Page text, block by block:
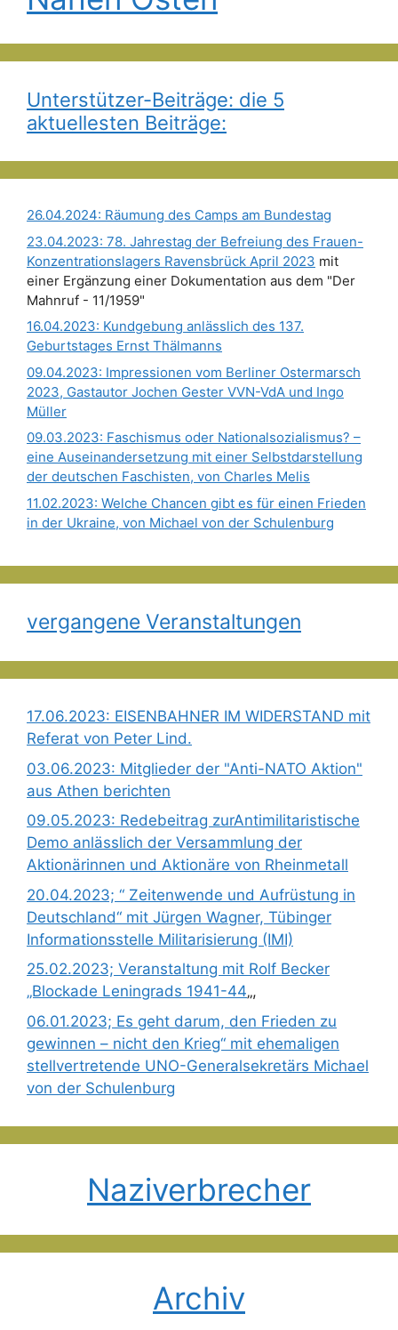
Unterstützer-Beiträge: die 5
aktuellesten Beiträge:
26.04.2024: Räumung des Camps am Bundestag
23.04.2023: 78. Jahrestag der Befreiung des Frauen-
Konzentrationslagers Ravensbrück April 2023 mit
einer Ergänzung einer Dokumentation aus dem "Der
Mahnruf - 11/1959"
16.04.2023: Kundgebung anlässlich des 137.
Geburtstages Ernst Thälmanns
09.04.2023: Impressionen vom Berliner Ostermarsch
2023, Gastautor Jochen Gester VVN-VdA und Ingo
Müller
09.03.2023: Faschismus oder Nationalsozialismus? –
eine Auseinandersetzung mit einer Selbstdarstellung
der deutschen Faschisten, von Charles Melis
11.02.2023: Welche Chancen gibt es für einen Frieden
in der Ukraine, von Michael von der Schulenburg
vergangene Veranstaltungen
17.06.2023: EISENBAHNER IM WIDERSTAND mit
Referat von Peter Lind.
03.06.2023: Mitglieder der "Anti-NATO Aktion"
aus Athen berichten
09.05.2023: Redebeitrag zurAntimilitaristische
Demo anlässlich der Versammlung der
Aktionärinnen und Aktionäre von Rheinmetall
20.04.2023; “ Zeitenwende und Aufrüstung in
Deutschland“ mit Jürgen Wagner, Tübinger
Informationsstelle Militarisierung (IMI)
25.02.2023; Veranstaltung mit Rolf Becker
„Blockade Leningrads 1941-44„,
06.01.2023; Es geht darum, den Frieden zu
gewinnen – nicht den Krieg“ mit ehemaligen
stellvertretende UNO-Generalsekretärs Michael
von der Schulenburg
Naziverbrecher
Archiv